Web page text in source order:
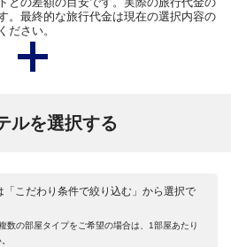
。最終的な旅行代金は現在の選択内容の
ださい。
ルを選択する
「こだわり条件で絞り込む」から選択で
の部屋タイプをご希望の場合は、1部屋あたり